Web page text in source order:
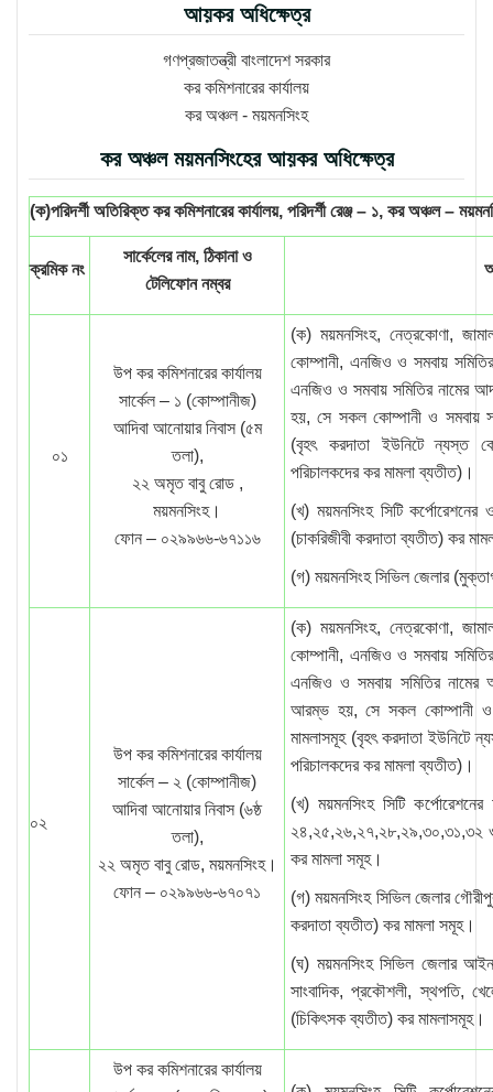
আয়কর অধিক্ষেত্র
গণপ্রজাতন্ত্রী বাংলাদেশ সরকার
কর কমিশনারের কার্যালয়
কর অঞ্চল - ময়মনসিংহ
কর অঞ্চল ময়মনসিংহের আয়কর অধিক্ষেত্র
(ক)পরিদর্শী অতিরিক্ত কর কমিশনারের কার্যালয়, পরিদর্শী রেঞ্জ – ১, কর অঞ্চল –
ক্রমিক নং
সার্কেলের নাম, ঠিকানা ও
টেলিফোন নম্বর
০১
উপ কর কমিশনারের কার্যালয়
সার্কেল – ১ (কোম্পানীজ)
আদিবা আনোয়ার নিবাস (৫ম
তলা),
২২ অমৃত বাবু রোড ,
ময়মনসিংহ।
ফোন – ০২৯৯৬৬-৬৭১১৬
(ক) ময়মনসিংহ, নেত্রকোণা,
কোম্পানী, এনজিও ও সমবায়
এনজিও ও সমবায় সমিতির নামের
হয়, সে সকল কোম্পানী ও সমবায়
(বৃহৎ করদাতা ইউনিটে ন্যস্ত
পরিচালকদের কর মামলা ব্যতীত)।
(খ) ময়মনসিংহ সিটি
(চাকরিজীবী করদাতা ব্যতীত) কর
(গ) ময়মনসিংহ সিভিল জেলার
০২
উপ কর কমিশনারের কার্যালয়
সার্কেল – ২ (কোম্পানীজ)
আদিবা আনোয়ার নিবাস (৬ষ্ঠ
তলা),
২২ অমৃত বাবু রোড, ময়মনসিংহ।
ফোন – ০২৯৯৬৬-৬৭০৭১
(ক) ময়মনসিংহ, নেত্রকোণা,
কোম্পানী, এনজিও ও সমবায়
এনজিও ও সমবায় সমিতির নামের
আরম্ভ হয়, সে সকল কোম্পানী ও
মামলাসমূহ (বৃহৎ করদাতা ইউনিটে
পরিচালকদের কর মামলা ব্যতীত)।
(খ) ময়মনসিংহ সিটি
২৪,২৫,২৬,২৭,২৮,২৯,৩০,৩১,৩২ ও
কর মামলা সমূহ।
(গ) ময়মনসিংহ সিভিল জেলার
করদাতা ব্যতীত) কর মামলা সমূহ।
(ঘ) ময়মনসিংহ সিভিল জেলার
সাংবাদিক, প্রকৌশলী, স্থপতি,
(চিকিৎসক ব্যতীত) কর মামলাসমূহ।
উপ কর কমিশনারের কার্যালয়